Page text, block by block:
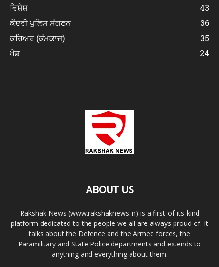
ਵਿਸ਼ੇਸ਼
43
ਕੇਂਦਰੀ ਪੁਲਿਸ ਸੰਗਠਨ
36
ਕਰਿਅਰ (ਕੰਮਕਾਜ)
35
ਖੇਡ
24
ABOUT US
Rakshak News (www.rakshaknews.in) is a first-of-its-kind
platform dedicated to the people we all are always proud of. It
talks about the Defence and the Armed forces, the
Paramilitary and State Police departments and extends to
anything and everything about them.